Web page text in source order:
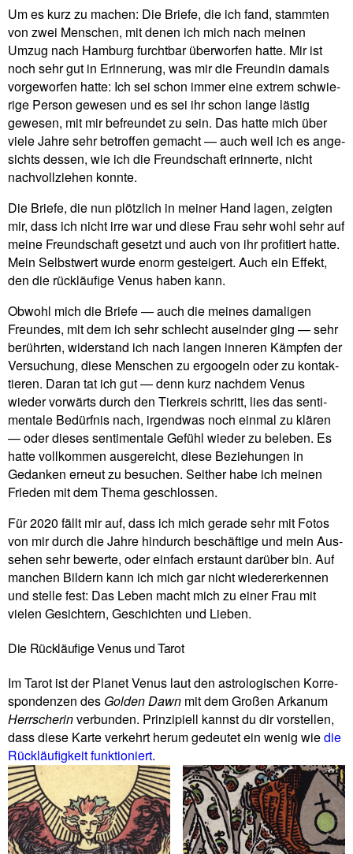
Um es kurz zu machen: Die Briefe, die ich fand, stammten
von zwei Men­schen, mit denen ich mich nach meinen
Umzug nach Ham­burg furchtbar über­worfen hatte. Mir ist
noch sehr gut in Erin­ne­rung, was mir die Freundin damals
vor­ge­worfen hatte: Ich sei schon immer eine extrem schwie­
rige Person gewesen und es sei ihr schon lange lästig
gewesen, mit mir befreundet zu sein. Das hatte mich über
viele Jahre sehr betroffen gemacht — auch weil ich es ange­
sichts dessen, wie ich die Freund­schaft erin­nerte, nicht
nach­voll­ziehen konnte.
Die Briefe, die nun plötz­lich in meiner Hand lagen, zeigten
mir, dass ich nicht irre war und diese Frau sehr wohl sehr auf
meine Freund­schaft gesetzt und auch von ihr pro­fi­tiert hatte.
Mein Selbst­wert wurde enorm gestei­gert. Auch ein Effekt,
den die rück­läu­fige Venus haben kann.
Obwohl mich die Briefe — auch die meines dama­ligen
Freundes, mit dem ich sehr schlecht aus­einder ging — sehr
berührten, wider­stand ich nach langen inneren Kämpfen der
Ver­su­chung, diese Men­schen zu ergoo­geln oder zu kon­tak­
tieren. Daran tat ich gut — denn kurz nachdem Venus
wieder vor­wärts durch den Tier­kreis schritt, lies das sen­ti­
men­tale Bedürfnis nach, irgendwas noch einmal zu klären
— oder dieses sen­ti­men­tale Gefühl wieder zu beleben. Es
hatte voll­kommen aus­ge­reicht, diese Bezie­hungen in
Gedanken erneut zu besu­chen. Seither habe ich meinen
Frieden mit dem Thema geschlossen.
Für 2020 fällt mir auf, dass ich mich gerade sehr mit Fotos
von mir durch die Jahre hin­durch beschäf­tige und mein Aus­
sehen sehr bewerte, oder ein­fach erstaunt dar­über bin. Auf
man­chen Bil­dern kann ich mich gar nicht wie­der­erkennen
und stelle fest: Das Leben macht mich zu einer Frau mit
vielen Gesich­tern, Geschichten und Lieben.
Die Rückläufige Venus und Tarot
Im Tarot ist der Planet Venus laut den astro­lo­gi­schen Kor­re­
spon­denzen des Golden Dawn mit dem Großen Arkanum
Herr­scherinver­bunden. Prin­zi­piell kannst du dir vor­stellen,
dass diese Karte ver­kehrt herum gedeutet ein wenig wiedie
Rück­läu­fig­keit funk­tio­niert.